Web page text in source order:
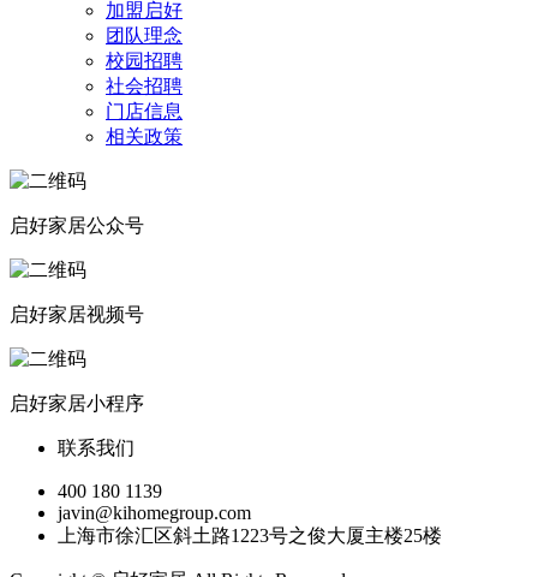
加盟启好
团队理念
校园招聘
社会招聘
门店信息
相关政策
启好家居公众号
启好家居视频号
启好家居小程序
联系我们
400 180 1139
javin@kihomegroup.com
上海市徐汇区斜土路1223号之俊大厦主楼25楼